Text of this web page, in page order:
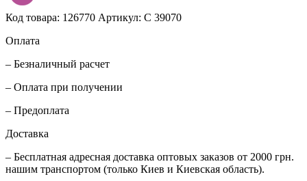
Код товара: 126770 Артикул: С 39070
Оплата
– Безналичный расчет
– Оплата при получении
– Предоплата
Доставка
– Бесплатная адресная доставка оптовых заказов от 2000 грн.
нашим транспортом (только Киев и Киевская область).